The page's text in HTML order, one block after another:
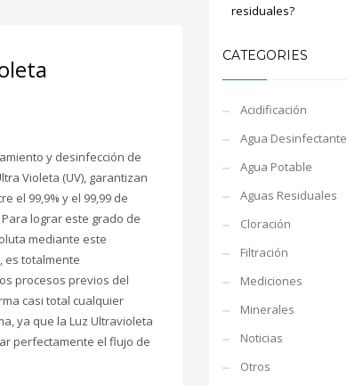
y desinfección de
Violeta (UV), garantizan
el 99,9% y el 99,99 de
lograr este grado de
mediante este
es totalmente
procesos previos del
casi total cualquier
ya que la Luz Ultravioleta
perfectamente el flujo de
residuales?
CATEGORIES
Acidificación
Agua Desinfectante
Agua Potable
Aguas Residuales
Cloración
Filtración
Mediciones
Minerales
Noticias
Otros